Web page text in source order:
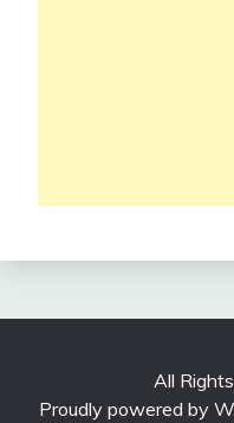
All
Proudly powered by